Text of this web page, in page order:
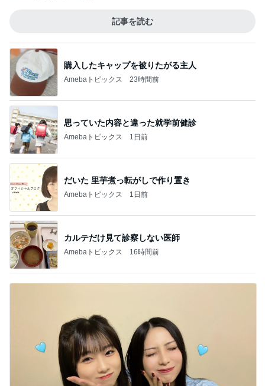
記事を読む
購入したキャップを被りたがる主人
Amebaトピックス 23時間前
思っていた内容と違った就学前健診
Amebaトピックス 1日前
だいた 里芋煮っ転がしで作り置き
Amebaトピックス 1日前
カルテだけ見て診察しない医師
Amebaトピックス 16時間前